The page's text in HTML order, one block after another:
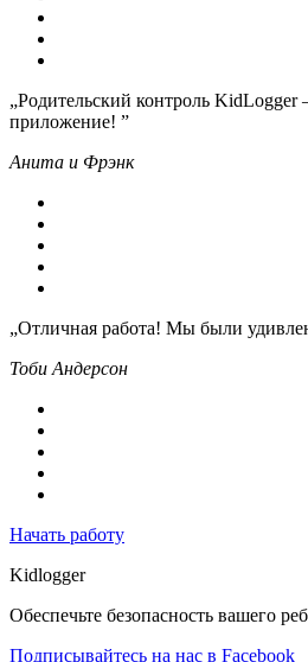
„Родительский контроль
приложение! ”
Анита и Фрэнк
„Отличная работа! Мы были
Тоби Андерсон
Начать работу
Kidlogger
Обеспечьте безопасность вашего
Подписывайтесь на нас в Facebook